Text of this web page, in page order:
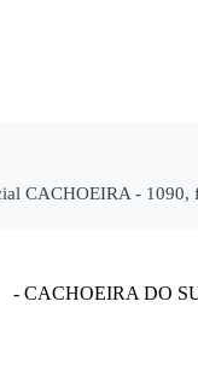
CACHOEIRA -
- CACHOEIRA DO